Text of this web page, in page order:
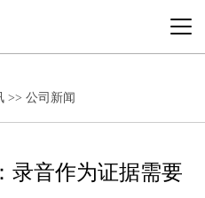
>> 公司新闻
录音作为证据需要